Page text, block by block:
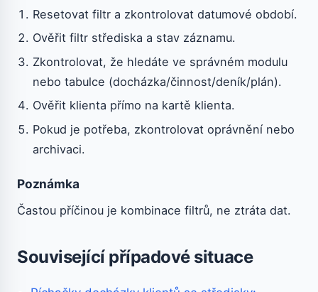
Resetovat filtr a zkontrolovat datumové období.
Ověřit filtr střediska a stav záznamu.
Zkontrolovat, že hledáte ve správném modulu
nebo tabulce (docházka/činnost/deník/plán).
Ověřit klienta přímo na kartě klienta.
Pokud je potřeba, zkontrolovat oprávnění nebo
archivaci.
Poznámka
Častou příčinou je kombinace filtrů, ne ztráta dat.
Související případové situace